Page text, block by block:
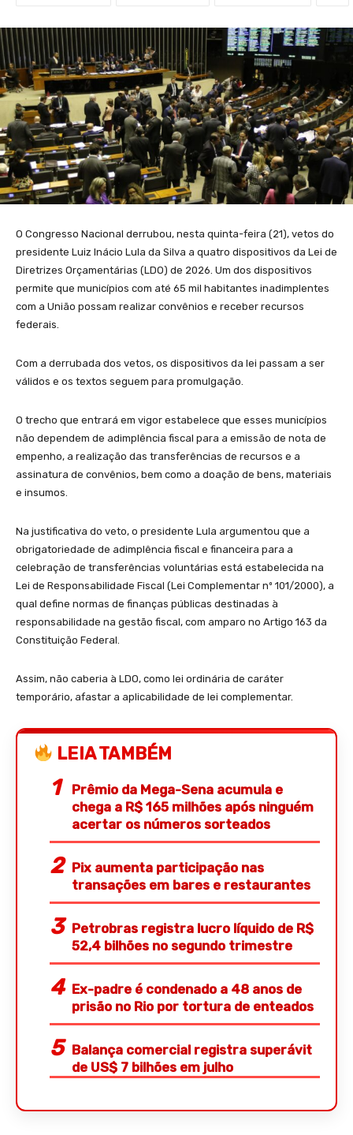
O Congresso Nacional derrubou, nesta quinta-feira (21), vetos do
presidente Luiz Inácio Lula da Silva a quatro dispositivos da Lei de
Diretrizes Orçamentárias (LDO) de 2026. Um dos dispositivos
permite que municípios com até 65 mil habitantes inadimplentes
com a União possam realizar convênios e receber recursos
federais.
Com a derrubada dos vetos, os dispositivos da lei passam a ser
válidos e os textos seguem para promulgação.
O trecho que entrará em vigor estabelece que esses municípios
não dependem de adimplência fiscal para a emissão de nota de
empenho, a realização das transferências de recursos e a
assinatura de convênios, bem como a doação de bens, materiais
e insumos.
Na justificativa do veto, o presidente Lula argumentou que a
obrigatoriedade de adimplência fiscal e financeira para a
celebração de transferências voluntárias está estabelecida na
Lei de Responsabilidade Fiscal (Lei Complementar nº 101/2000), a
qual define normas de finanças públicas destinadas à
responsabilidade na gestão fiscal, com amparo no Artigo 163 da
Constituição Federal.
Assim, não caberia à LDO, como lei ordinária de caráter
temporário, afastar a aplicabilidade de lei complementar.
LEIA TAMBÉM
Prêmio da Mega-Sena acumula e
chega a R$ 165 milhões após ninguém
acertar os números sorteados
Pix aumenta participação nas
transações em bares e restaurantes
Petrobras registra lucro líquido de R$
52,4 bilhões no segundo trimestre
Ex-padre é condenado a 48 anos de
prisão no Rio por tortura de enteados
Balança comercial registra superávit
de US$ 7 bilhões em julho